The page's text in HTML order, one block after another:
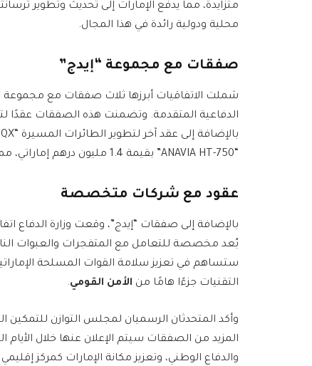
متزايدة، مما يدفع الإمارات إلى تحديث وتطوير
محلية ودولية رائدة في هذا المجال.
صفقات مع مجموعة “إيدج”
شملت الاتفاقيات أبرزها ثلاث صفقات مع مجموعة
عقود مع شركات متخصصة
بالإضافة إلى صفقات “إيدج”، وقعت وزارة الدفاع
ستساهم في تعزيز سلامة القوات المسلحة
التقنيات جزءًا هامًا من الأمن القومي.
وأكد المتحدثان الرسميان لمجلس التوازن للتمكين
المزيد من الصفقات سيتم الإعلان عنها خلال
والدفاع الوطني، وتعزيز مكانة الإمارات كمركز